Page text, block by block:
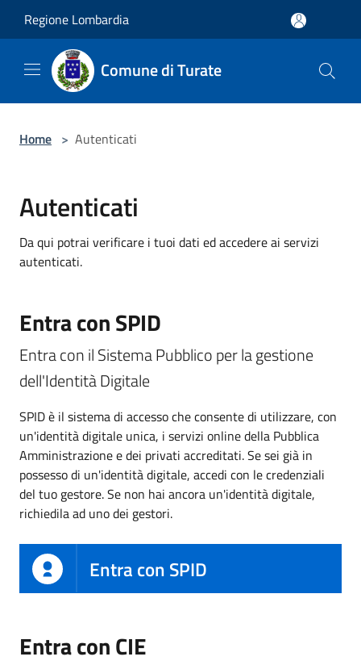
Regione Lombardia
Comune di Turate
Home > Autenticati
Autenticati
Da qui potrai verificare i tuoi dati ed accedere ai servizi
autenticati.
Entra con SPID
Entra con il Sistema Pubblico per la gestione
dell'Identità Digitale
SPID è il sistema di accesso che consente di utilizzare, con
un'identità digitale unica, i servizi online della Pubblica
Amministrazione e dei privati accreditati. Se sei già in
possesso di un'identità digitale, accedi con le credenziali
del tuo gestore. Se non hai ancora un'identità digitale,
richiedila ad uno dei gestori.
Entra con SPID
Entra con CIE